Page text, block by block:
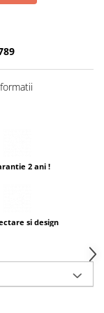
2 ani !
si design